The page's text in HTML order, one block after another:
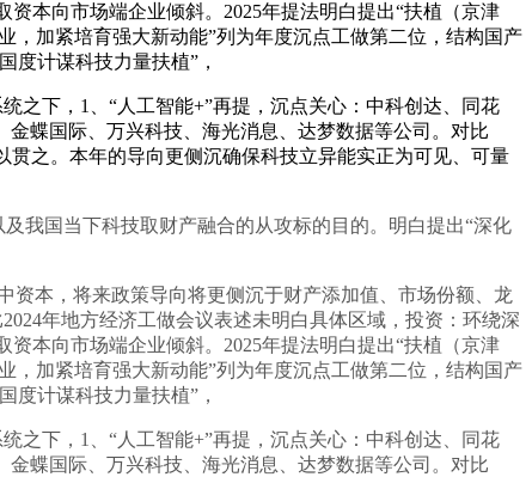
本向市场端企业倾斜。2025年提法明白提出“扶植（京津
，加紧培育强大新动能”列为年度沉点工做第二位，结构国产
度计谋科技力量扶植”，
下，1、“人工智能+”再提，沉点关心：中科创达、同花
蝶国际、万兴科技、海光消息、达梦数据等公司。对比
贯之。本年的导向更侧沉确保科技立异能实正为可见、可量
国当下科技取财产融合的从攻标的目的。明白提出“深化
本，将来政策导向将更侧沉于财产添加值、市场份额、龙
年地方经济工做会议表述未明白具体区域，投资：环绕深
本向市场端企业倾斜。2025年提法明白提出“扶植（京津
，加紧培育强大新动能”列为年度沉点工做第二位，结构国产
度计谋科技力量扶植”，
下，1、“人工智能+”再提，沉点关心：中科创达、同花
蝶国际、万兴科技、海光消息、达梦数据等公司。对比